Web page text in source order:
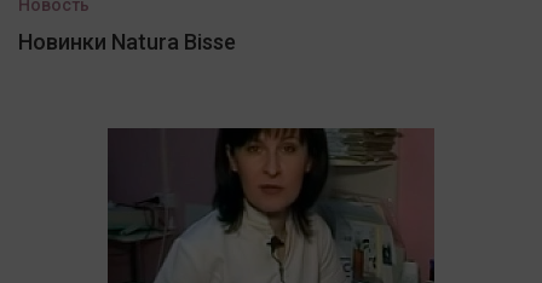
Новость
Новинки Natura Bisse